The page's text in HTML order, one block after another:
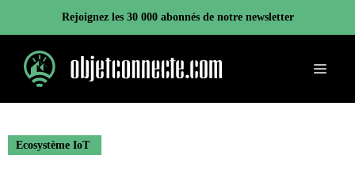
contenu
Rejoignez les 30 000 abonnés de notre newsletter
Menu
Ecosystème IoT